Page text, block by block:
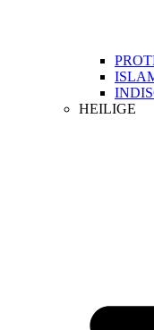
HEILIGE